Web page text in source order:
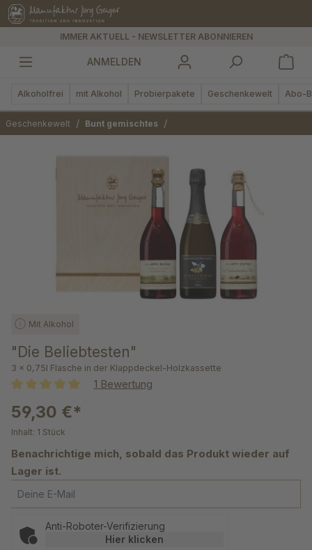
springen
IMMER AKTUELL - NEWSLETTER ABONNIEREN
ANMELDEN
Alkoholfrei mit Alkohol Probierpakete Geschenkewelt Abo-
Geschenkewelt / Bunt gemischtes /
Bildergalerie überspringen
Mit Alkohol
"Die Beliebtesten"
3 x 0,75l Flasche in der Klappdeckel-Holzkassette
1 Bewertung
59,30 €*
Inhalt: 1 Stück
Benachrichtige mich, sobald das Produkt wieder auf
Lager ist.
Deine E-Mail
Anti-Roboter-Verifizierung
Hier klicken